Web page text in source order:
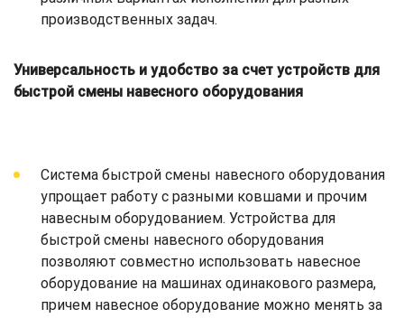
производственных задач.
Универсальность и удобство за счет устройств для
быстрой смены навесного оборудования
Система быстрой смены навесного оборудования
упрощает работу с разными ковшами и прочим
навесным оборудованием. Устройства для
быстрой смены навесного оборудования
позволяют совместно использовать навесное
оборудование на машинах одинакового размера,
причем навесное оборудование можно менять за